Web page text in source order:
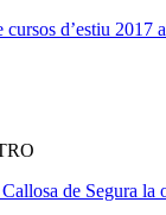
d’estiu 2017
de Segura la